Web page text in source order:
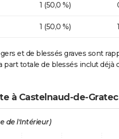
1 (50,0 %)
1 (50,0 %)
et de blessés graves sont
totale de blessés inclut déjà
à Castelnaud-de-
de l'Intérieur)